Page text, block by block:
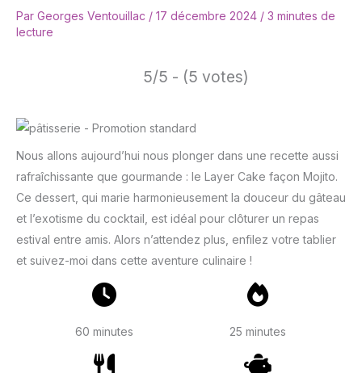
Par Georges Ventouillac / 17 décembre 2024 / 3 minutes de
lecture
5/5 - (5 votes)
Nous allons aujourd’hui nous plonger dans une recette aussi
rafraîchissante que gourmande : le Layer Cake façon Mojito.
Ce dessert, qui marie harmonieusement la douceur du gâteau
et l’exotisme du cocktail, est idéal pour clôturer un repas
estival entre amis. Alors n’attendez plus, enfilez votre tablier
et suivez-moi dans cette aventure culinaire !
60 minutes 25 minutes